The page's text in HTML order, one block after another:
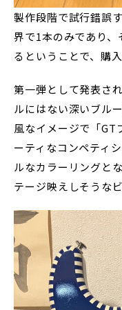
製作段階で試行錯誤
界で1本のみであり
るということで、購
第一弾として発表さ
ルにはない深いブル
風なイメージで「GT
ーティなコンペティ
ルなカラーリングと
テージ映えしそうな